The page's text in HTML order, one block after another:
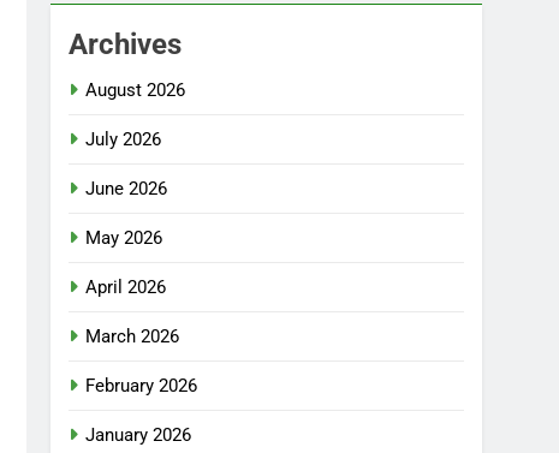
Archives
August 2026
July 2026
June 2026
May 2026
April 2026
March 2026
February 2026
January 2026